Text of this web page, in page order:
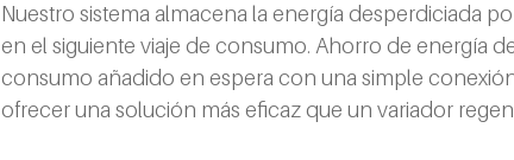
Nuestro sistema almacena la energía desperdiciada
en el siguiente viaje de consumo. Ahorro de energía
consumo añadido en espera con una simple
ofrecer una solución más eficaz que un variador